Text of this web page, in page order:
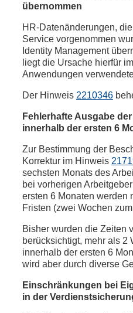
übernommen
HR-Datenänderungen,
Service vorgenommen
Identity Management
liegt die Ursache hierfür
Anwendungen
Der Hinweis 2210346
Fehlerhafte Ausgabe
innerhalb der ersten 6
Zur Bestimmung der
Korrektur im Hinweis
sechsten Monats des
bei vorherigen
ersten 6 Monaten werden
Fristen (zwei Wochen
Bisher wurden die Zeiten
berücksichtigt, mehr als 2
innerhalb der ersten 6
wird aber durch diverse
Einschränkungen bei
in der